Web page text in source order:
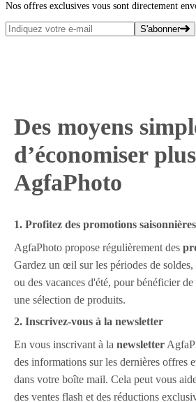
Nos offres exclusives vous sont directement
S'abonner
Des moyens
d’économiser
AgfaPhoto
1. Profitez des promotions saisonnières
AgfaPhoto propose régulièrement des
Gardez un œil sur les périodes de
ou des vacances d'été, pour bénéficier
une sélection de produits.
2. Inscrivez-vous à la newsletter
En vous inscrivant à la newsletter
des informations sur les dernières offres
dans votre boîte mail. Cela peut vous
des ventes flash et des réductions